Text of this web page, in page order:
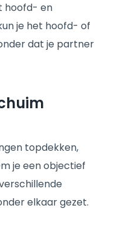
hoofd- en
je het hoofd- of
dat je partner
topdekken,
je een objectief
elkaar gezet.